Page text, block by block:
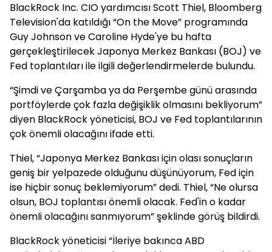
BlackRock Inc. CIO yardımcısı Scott Thiel, Bloomberg
Television'da katıldığı “On the Move” programında
Guy Johnson ve Caroline Hyde'ye bu hafta
gerçekleştirilecek Japonya Merkez Bankası (BOJ) ve
Fed toplantıları ile ilgili değerlendirmelerde bulundu.
“Şimdi ve Çarşamba ya da Perşembe günü arasında
portföylerde çok fazla değişiklik olmasını bekliyorum”
diyen BlackRock yöneticisi, BOJ ve Fed toplantılarının
çok önemli olacağını ifade etti.
Thiel, “Japonya Merkez Bankası için olası sonuçların
geniş bir yelpazede olduğunu düşünüyorum, Fed için
ise hiçbir sonuç beklemiyorum” dedi. Thiel, “Ne olursa
olsun, BOJ toplantısı önemli olacak. Fed'in o kadar
önemli olacağını sanmıyorum” şeklinde görüş bildirdi.
BlackRock yöneticisi “İleriye bakınca ABD